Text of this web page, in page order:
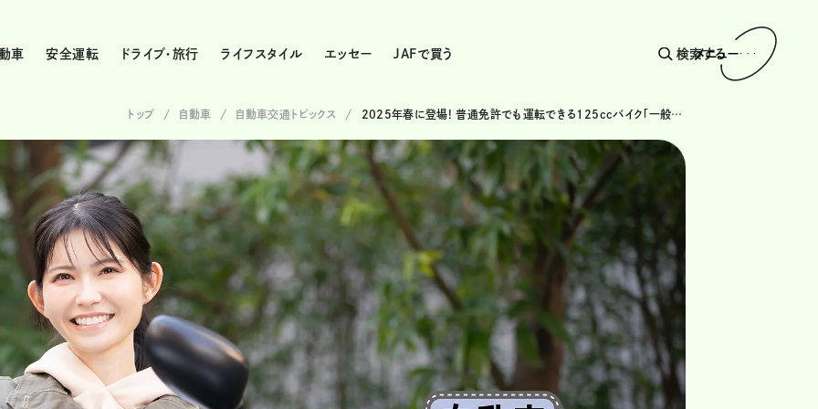
車 安全運転 ドライブ・旅行 ライフスタイル エッセー JAFで買う 検索する
メニュー
トップ 自動車 自動車交通トピックス 2025年春に登場! 普通免許でも運転できる125ccバイク「一般原付」のルールとは?